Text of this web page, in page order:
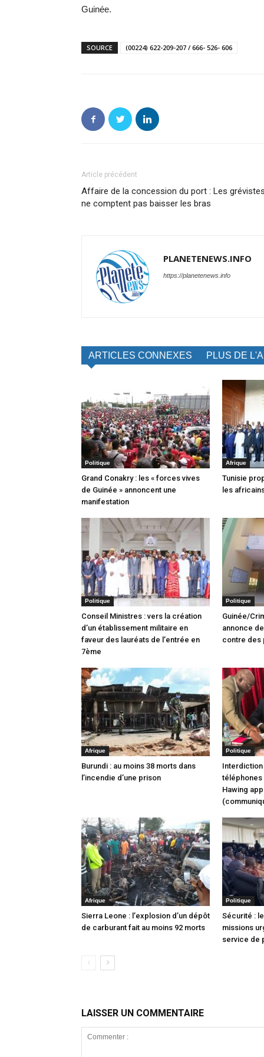
Guinée.
SOURCE (00224) 622-209-207 / 666- 526- 606
Article précédent
Affaire de la concession du port : Les
ne comptent pas baisser les bras
PLANETENEWS.INFO
https://planetenews.info
ARTICLES CONNEXES PLUS DE
Politique
Grand Conakry : les « forces vives
de Guinée » annoncent une
manifestation
Afrique
Tunisie
les
Politique
Conseil Ministres : vers la création
d’un établissement militaire en
faveur des lauréats de l’entrée en
7ème
Politique
Guinée/
annonce
contre des
Afrique
Burundi : au moins 38 morts dans
l’incendie d’une prison
Politique
Interdiction
téléphones
Hawing
Afrique
Sierra Leone : l’explosion d’un dépôt
de carburant fait au moins 92 morts
Politique
Sécurité :
missions
service de
LAISSER UN COMMENTAIRE